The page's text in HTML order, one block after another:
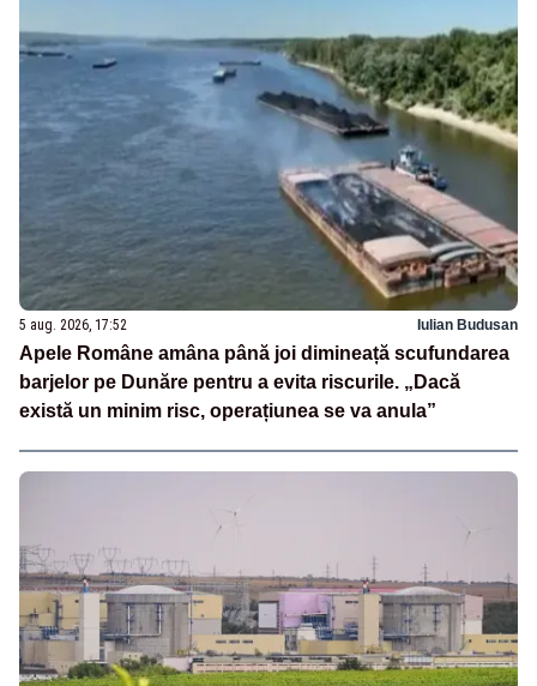
5 aug. 2026, 17:52 Iulian Budusan
Apele Române amâna până joi dimineață scufundarea
barjelor pe Dunăre pentru a evita riscurile. „Dacă
există un minim risc, operațiunea se va anula”